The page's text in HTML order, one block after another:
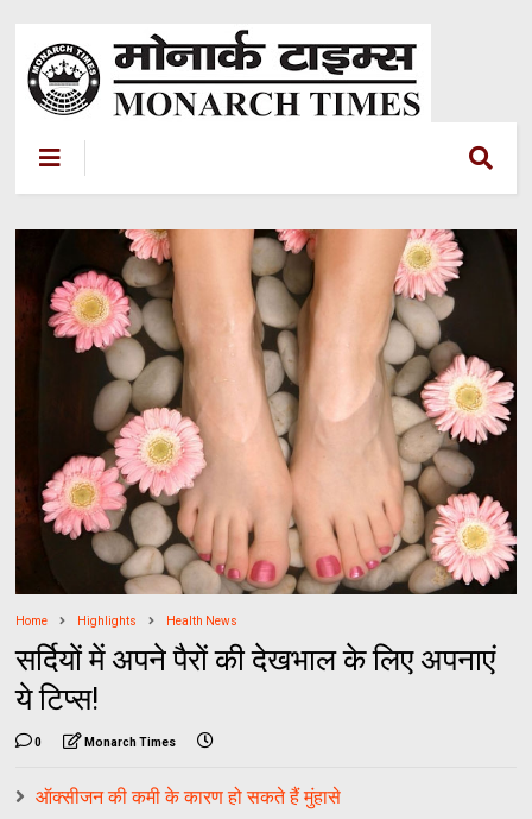
Home Highlights Health News
सर्दियों में अपने पैरों की देखभाल के लिए अपनाएं
ये टिप्स!
0 Monarch Times
ऑक्सीजन की कमी के कारण हो सकते हैं मुंहासे